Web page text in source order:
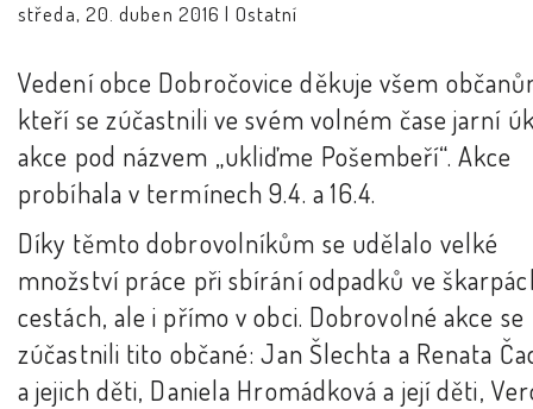
středa, 20. duben 2016 | Ostatní
Vedení obce Dobročovice děkuje všem
kteří se zúčastnili ve svém volném čase jarní
akce pod názvem „ukliďme Pošembeří“. Akce
probíhala v termínech 9.4. a 16.4.
Díky těmto dobrovolníkům se udělalo velké
množství práce při sbírání odpadků ve
cestách, ale i přímo v obci. Dobrovolné akce se
zúčastnili tito občané: Jan Šlechta a Renata
a jejich děti, Daniela Hromádková a její děti,